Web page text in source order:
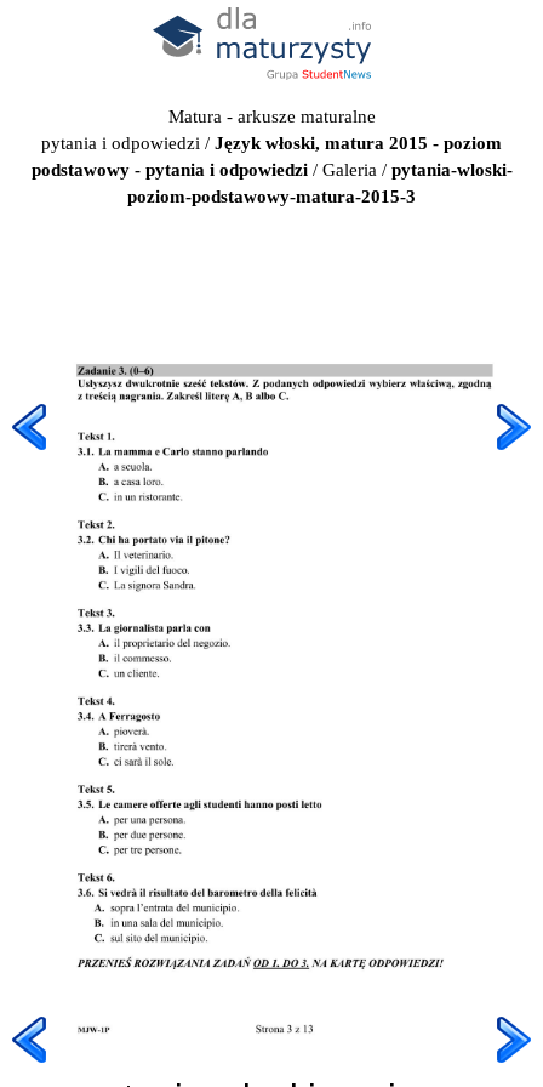
Matura - arkusze maturalne
pytania i odpowiedzi / Język włoski, matura 2015 - poziom
podstawowy - pytania i odpowiedzi/ Galeria / pytania-wloski-
poziom-podstawowy-matura-2015-3